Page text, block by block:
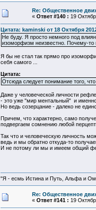
Re: Общественное
« Ответ #140 : 19
Цитата: kaminski от 18 Октября
Не буду. Я просто немного под
изоморфизм неизвестно. Почему-то
Я бы не стал так прямо про
себя самого ...
Цитата:
Отсюда следует понимание того,
Даже у человеческой личности
- это уже "мир ментальный" и
Но ведь созерцание - далеко не
Причем, что характерно, само
подвергаем сомнению любой
Так что и человеческую личность
ведь и мы обратно откуда-то
И не потому ли мы и имеем общий
"Я - есмь Истина и Путь, Альфа и
Re: Общественное
« Ответ #141 : 19